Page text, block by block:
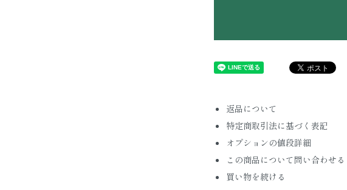
返品について
特定商取引法に基づく表記
オプションの値段詳細
この商品について問い合わせる
買い物を続ける